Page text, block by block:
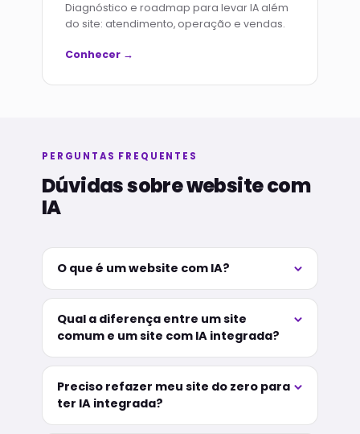
Diagnóstico e roadmap para levar IA além
do site: atendimento, operação e vendas.
Conhecer →
PERGUNTAS FREQUENTES
Dúvidas sobre website com
IA
O que é um website com IA?
Qual a diferença entre um site
comum e um site com IA integrada?
Preciso refazer meu site do zero para
ter IA integrada?